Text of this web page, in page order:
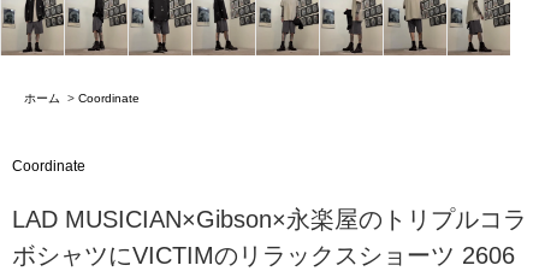
ホーム > Coordinate
Coordinate
LAD MUSICIAN×Gibson×永楽屋のトリプルコラ
ボシャツにVICTIMのリラックスショーツ 2606